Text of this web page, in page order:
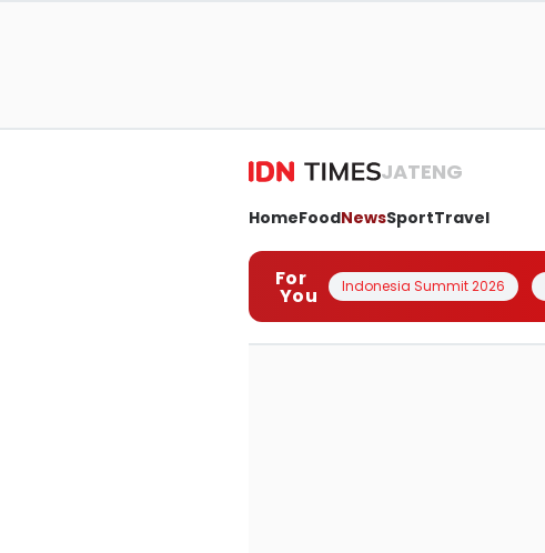
JATENG
HomeFoodNewsSportTravel
For
You Indonesia Summit 2026